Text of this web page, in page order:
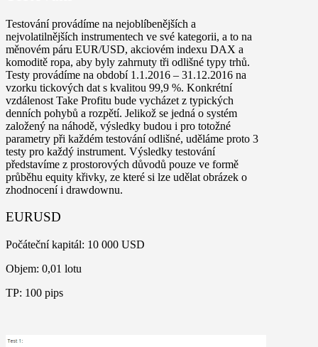
Testování provádíme na nejoblíbenějších a
nejvolatilnějších instrumentech ve své kategorii, a to na
měnovém páru EUR/USD, akciovém indexu DAX a
komoditě ropa, aby byly zahrnuty tři odlišné typy trhů.
Testy provádíme na období 1.1.2016 – 31.12.2016 na
vzorku tickových dat s kvalitou 99,9 %. Konkrétní
vzdálenost Take Profitu bude vycházet z typických
denních pohybů a rozpětí. Jelikož se jedná o systém
založený na náhodě, výsledky budou i pro totožné
parametry při každém testování odlišné, uděláme proto 3
testy pro každý instrument. Výsledky testování
představíme z prostorových důvodů pouze ve formě
průběhu equity křivky, ze které si lze udělat obrázek o
zhodnocení i drawdownu.
EURUSD
Počáteční kapitál: 10 000 USD
Objem: 0,01 lotu
TP: 100 pips